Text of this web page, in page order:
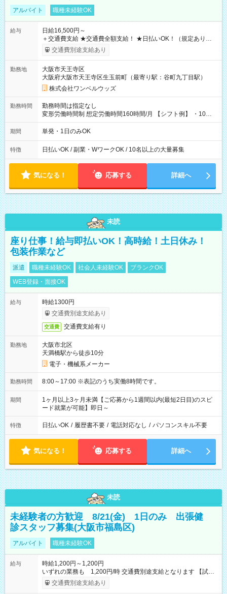
アルバイト 職種未経験OK
給与
日給16,500円～
＋交通費支給 ★交通費全額支給！ ★日払いOK！（規定あり） ┗
働いたその日に現金GET♪ お仕事後はコンビニATMから 日払
交通費別途支給あり
勤務地
大阪市天王寺区
大阪府大阪市天王寺区生玉前町（最寄り駅：谷町九丁目駅）
株式会社ワンベルウッズ
勤務時間
勤務時間は指定なし
変形労働時間制 想定労働時間160時間/月 【シフト例】 ・10：
00～20：00
期間 単発・1日のみOK
特徴 日払いOK / 副業・WワークOK / 10名以上の大量募集
気になる！ 応募する 詳細へ
未読
座り仕事！給与即払いOK！高時給！土日休み！
包装作業など
派遣 職種未経験OK 社会人未経験OK
ブランクOK
WEB登録・面接OK
給与
時給1300円
交通費別途支給あり
交通費 交通費支給有り
勤務地
大阪市北区
天満橋駅から徒歩10分
電子・機械系メーカー
勤務時間 8:00～17:00 ※表記のうち実働8時間です。
期間
1ヶ月以上3ヶ月未満【ご応募から1週間以内(最短2日目)のスピ
ード就業が可能】即日～
特徴 日払いOK / 履歴書不要 / 電話対応なし / パソコンスキル不要
気になる！ 応募する 詳細へ
未読
未経験者の方歓迎 8/21(金) 1日のみ 出張健
診スタッフ募集(大阪市福島区)
アルバイト 職種未経験OK
給与
時給1,200円～1,200円
いずれの業務も 1,200円/時 交通費別途支給となります 【試用
期間】試用期間なし
交通費別途支給あり